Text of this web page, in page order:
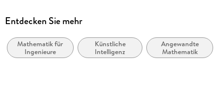
Herausgegeben von
Pedrycz
Verlag/Hersteller
Entdecken Sie mehr
Mathematik für
Ingenieure
Künstliche
Intelligenz
Angewandte
Mathematik